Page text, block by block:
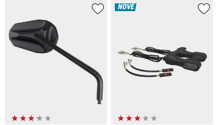
NOVÉ